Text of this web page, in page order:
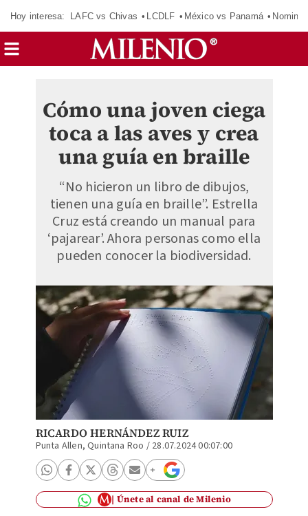
Hoy interesa: LAFC vs Chivas LCDLF México vs Panamá
Cómo una joven ciega
toca a las aves y crea
una guía en braille
“No hicieron un libro de dibujos,
tienen una guía en braille”. Estrella
Cruz está creando un manual para
‘pajarear’. Ahora personas como ella
pueden conocer la biodiversidad.
RICARDO HERNÁNDEZ RUIZ
Punta Allen, Quintana Roo / 28.07.2024 00:07:00
Únete al canal de Milenio